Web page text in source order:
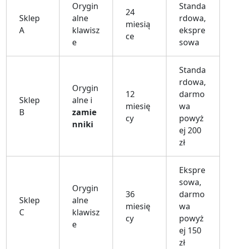
Sklep
A
Orygin
alne
klawisz
e
24
miesią
ce
Standa
rdowa,
ekspre
sowa
Sklep
B
Orygin
alne i
zamie
nniki
12
miesię
cy
Standa
rdowa,
darmo
wa
powyż
ej 200
zł
Sklep
C
Orygin
alne
klawisz
e
36
miesię
cy
Ekspre
sowa,
darmo
wa
powyż
ej 150
zł